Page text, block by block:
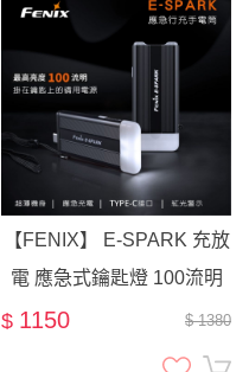
【FENIX】 E-SPARK 充放
電 應急式鑰匙燈 100流明
30米射程 USB-C充電 紅光
$ 1380
$ 1150